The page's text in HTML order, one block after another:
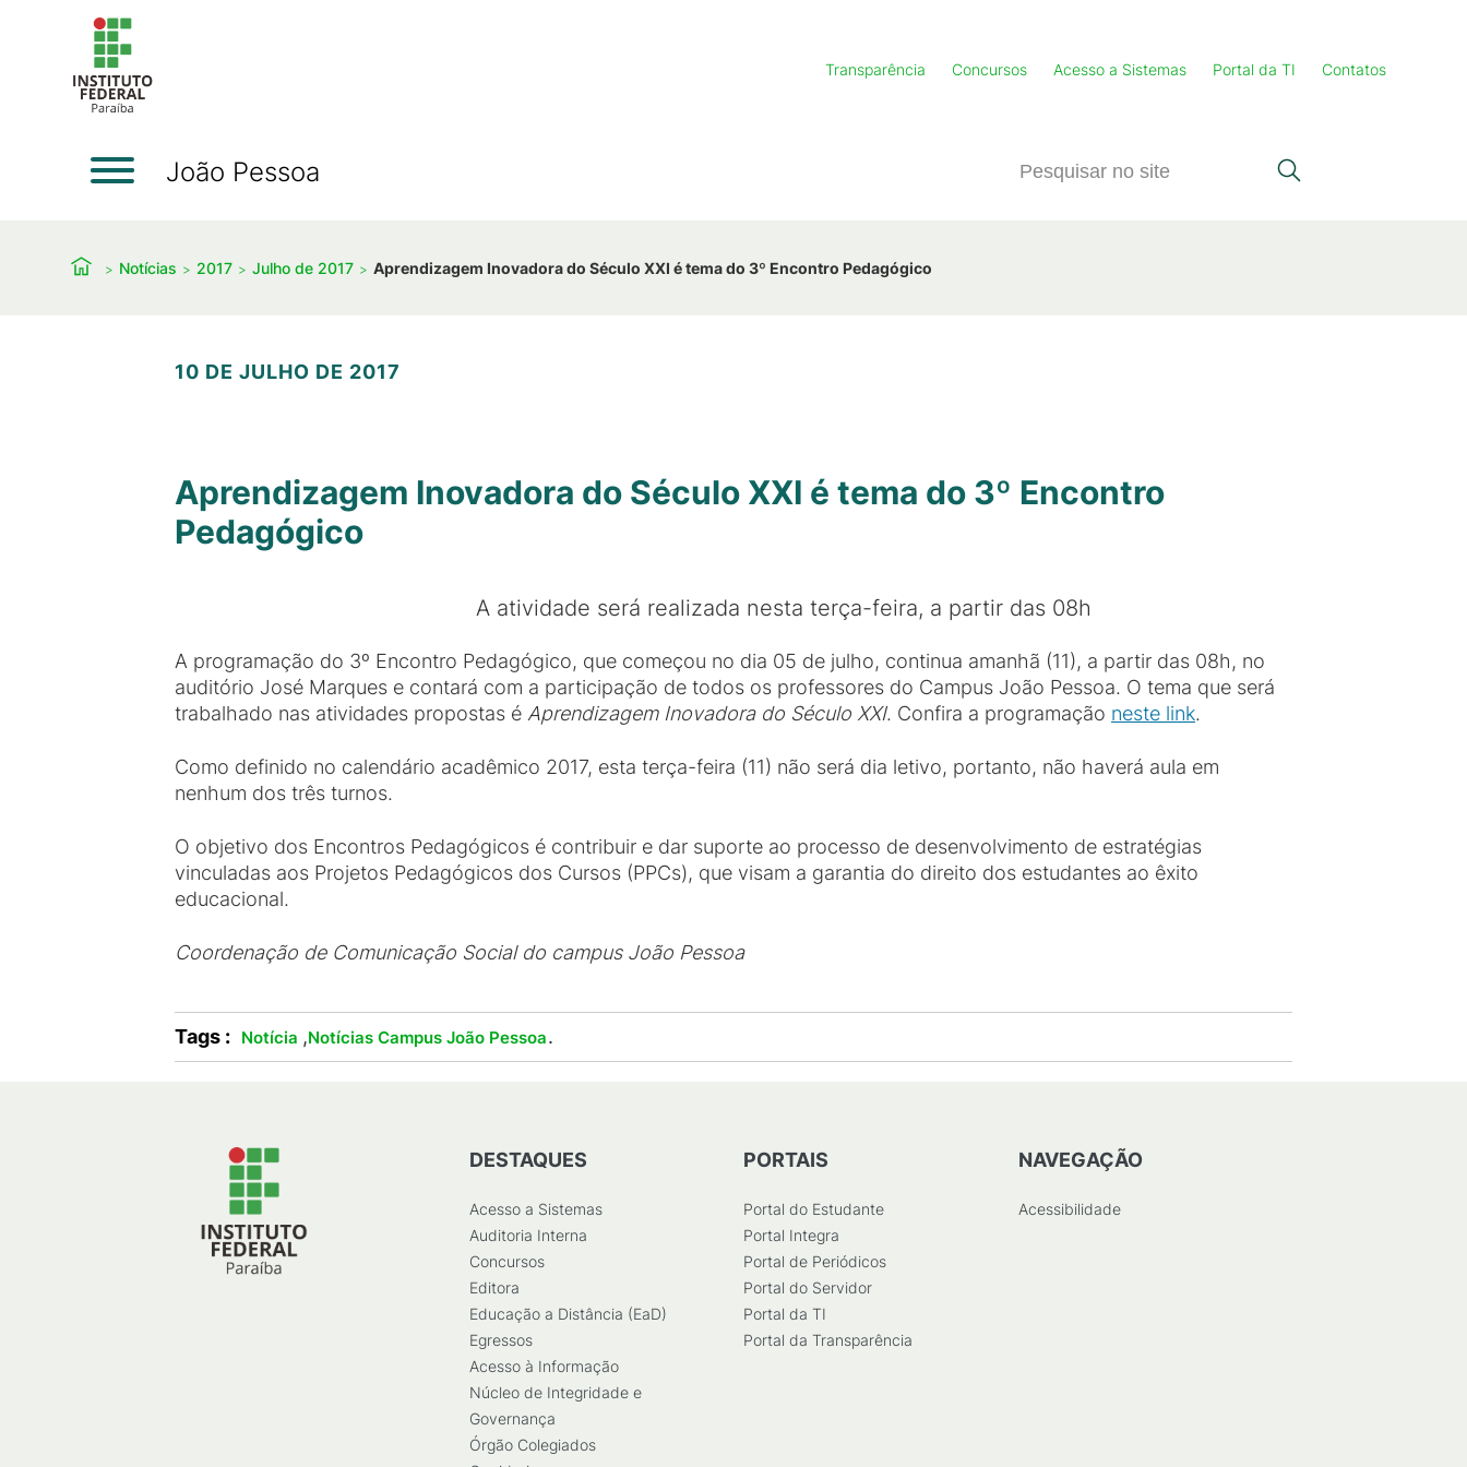
Transparência Concursos Acesso a Sistemas Portal da TI Contatos
João Pessoa
Notícias 2017 Julho de 2017 Aprendizagem Inovadora do Século XXI é tema do 3º Encontro Pedagógico
10 DE JULHO DE 2017
Aprendizagem Inovadora do Século XXI é tema do 3º Encontro
Pedagógico
A atividade será realizada nesta terça-feira, a partir das 08h
A programação do 3º Encontro Pedagógico, que começou no dia 05 de julho, continua amanhã (11), a partir das 08h, no
auditório José Marques e contará com a participação de todos os professores do Campus João Pessoa. O tema que será
trabalhado nas atividades propostas é Aprendizagem Inovadora do Século XXI. Confira a programação neste link.
Como definido no calendário acadêmico 2017, esta terça-feira (11) não será dia letivo, portanto, não haverá aula em
nenhum dos três turnos.
O objetivo dos Encontros Pedagógicos é contribuir e dar suporte ao processo de desenvolvimento de estratégias
vinculadas aos Projetos Pedagógicos dos Cursos (PPCs), que visam a garantia do direito dos estudantes ao êxito
educacional.
Coordenação de Comunicação Social do campus João Pessoa
Tags : Notícia ,Notícias Campus João Pessoa.
DESTAQUES
Acesso a Sistemas
Auditoria Interna
Concursos
Editora
Educação a Distância (EaD)
Egressos
Acesso à Informação
Núcleo de Integridade e
Governança
Órgão Colegiados
PORTAIS
Portal do Estudante
Portal Integra
Portal de Periódicos
Portal do Servidor
Portal da TI
Portal da Transparência
NAVEGAÇÃO
Acessibilidade